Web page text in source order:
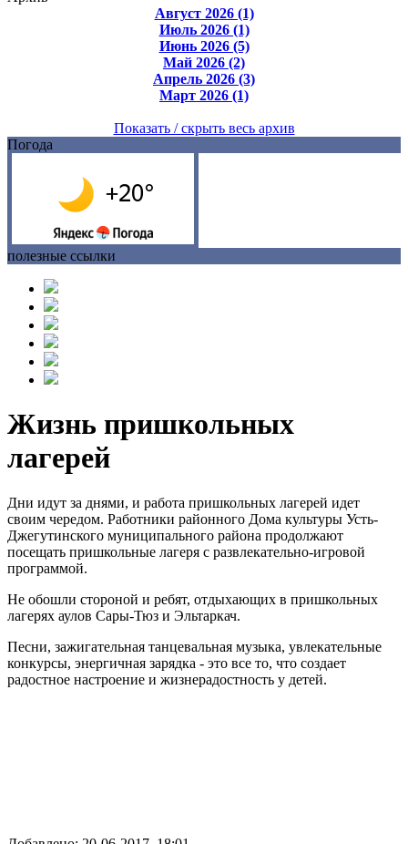
Август 2026 (1)
Июль 2026 (1)
Июнь 2026 (5)
Май 2026 (2)
Апрель 2026 (3)
Март 2026 (1)
Показать / скрыть весь архив
Погода
полезные ссылки
Жизнь пришкольных
лагерей
Дни идут за днями, и работа пришкольных лагерей идет
своим чередом. Работники районного Дома культуры Усть-
Джегутинского муниципального района продолжают
посещать пришкольные лагеря с развлекательно-игровой
программой.
Не обошли стороной и ребят, отдыхающих в пришкольных
лагерях аулов Сары-Тюз и Эльтаркач.
Песни, зажигательная танцевальная музыка, увлекательные
конкурсы, энергичная зарядка - это все то, что создает
радостное настроение и жизнерадостность у детей.